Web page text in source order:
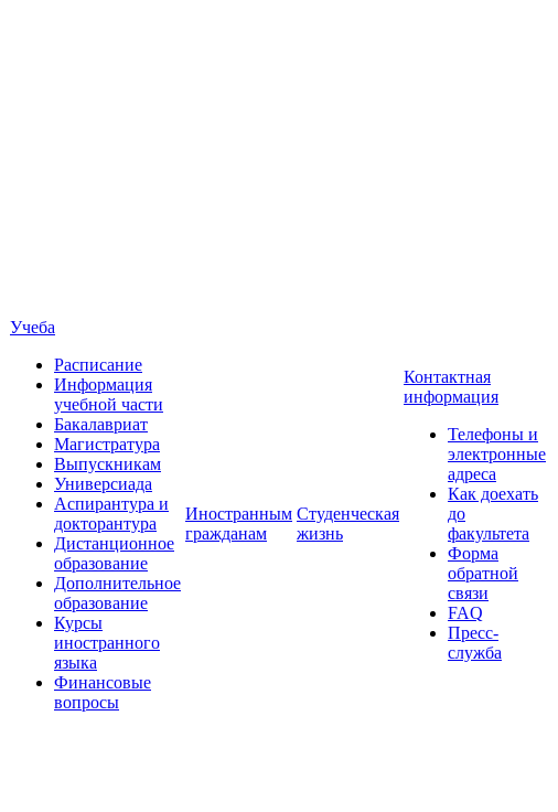
Учеба
Расписание
Информация
учебной части
Бакалавриат
Магистратура
Выпускникам
Универсиада
Аспирантура и
докторантура
Дистанционное
образование
Дополнительное
образование
Курсы
иностранного
языка
Финансовые
вопросы
Иностранным
гражданам
Студенческая
жизнь
Контактная
информация
Телефоны и
электронные
адреса
Как доехать
до
факультета
Форма
обратной
связи
FAQ
Пресс-
служба